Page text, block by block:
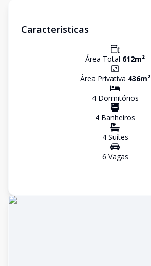
Características
Área Total 612m²
Área Privativa 436m²
4Dormitórios
4 Banheiros
4Suítes
6 Vagas